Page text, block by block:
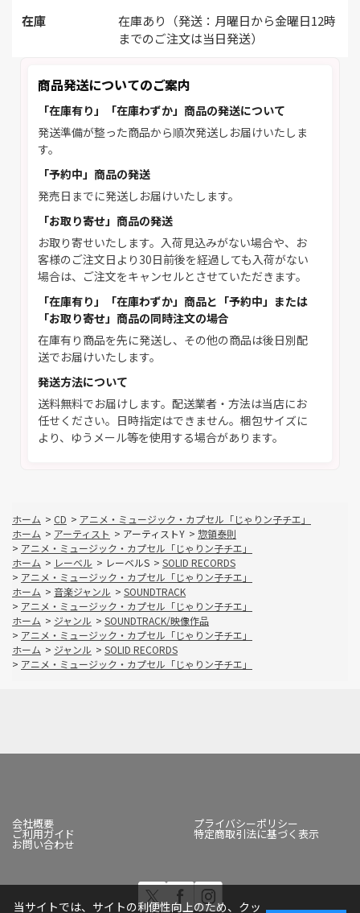
在庫
在庫あり（発送：月曜日から金曜日12時
までのご注文は当日発送）
商品発送についてのご案内
「在庫有り」「在庫わずか」商品の発送について
発送準備が整った商品から順次発送しお届けいたしま
す。
「予約中」商品の発送
発売日までに発送しお届けいたします。
「お取り寄せ」商品の発送
お取り寄せいたします。入荷見込みがない場合や、お
客様のご注文日より30日前後を経過しても入荷がない
場合は、ご注文をキャンセルとさせていただきます。
「在庫有り」「在庫わずか」商品と「予約中」または
「お取り寄せ」商品の同時注文の場合
在庫有り商品を先に発送し、その他の商品は後日別配
送でお届けいたします。
発送方法について
送料無料でお届けします。配送業者・方法は当店にお
任せください。日時指定はできません。梱包サイズに
より、ゆうメール等を使用する場合があります。
ホーム > CD > アニメ・ミュージック・カプセル「じゃりン子チエ」
ホーム > アーティスト > アーティストY > 惣領泰則
> アニメ・ミュージック・カプセル「じゃりン子チエ」
ホーム > レーベル > レーベルS > SOLID RECORDS
> アニメ・ミュージック・カプセル「じゃりン子チエ」
ホーム > 音楽ジャンル > SOUNDTRACK
> アニメ・ミュージック・カプセル「じゃりン子チエ」
ホーム > ジャンル > SOUNDTRACK/映像作品
> アニメ・ミュージック・カプセル「じゃりン子チエ」
ホーム > ジャンル > SOLID RECORDS
> アニメ・ミュージック・カプセル「じゃりン子チエ」
会社概要 プライバシーポリシー
ご利用ガイド 特定商取引法に基づく表示
お問い合わせ
当サイトでは、サイトの利便性向上のため、クッ